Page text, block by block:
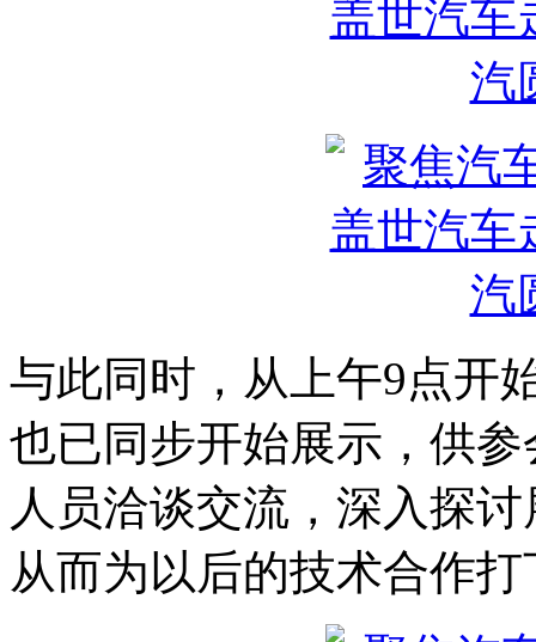
与此同时，从上午9点开
也已同步开始展示，供
人员洽谈交流，深入探
从而为以后的技术合作